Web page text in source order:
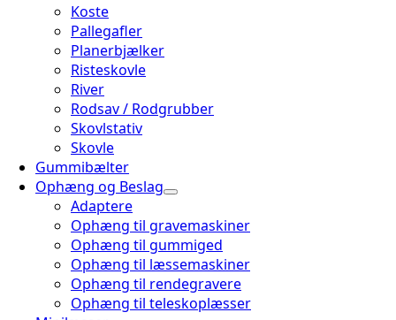
Koste
Pallegafler
Planerbjælker
Risteskovle
River
Rodsav / Rodgrubber
Skovlstativ
Skovle
Gummibælter
Ophæng og Beslag
Adaptere
Ophæng til gravemaskiner
Ophæng til gummiged
Ophæng til læssemaskiner
Ophæng til rendegravere
Ophæng til teleskoplæsser